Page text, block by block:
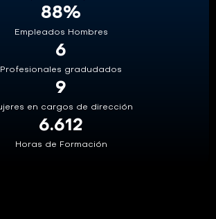
Empleados Hombres
88%
Profesionales gradudados
6
en cargos de dirección
9
Horas de Formación
6.612